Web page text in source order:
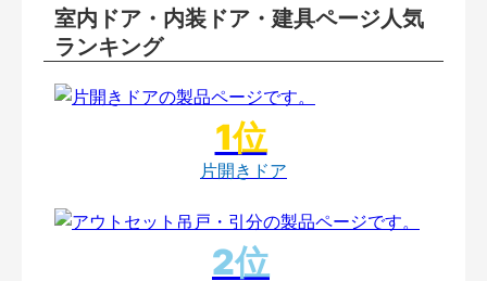
室内ドア・内装ドア・建具ページ人気
ランキング
片開きドア